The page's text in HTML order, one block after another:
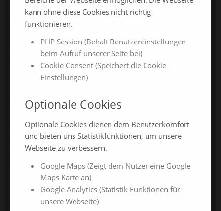
ChamlandSchau
ChamlandBau
ChamlandCareer
ONLINE-JAHRESMESSEN
ChamlandSchau24
ChamlandVital24
ChamlandBau24
ChamlandCareer24
ÜBER UNS
kann ohne diese Cookies nicht richtig
funktionieren.
PHP Session (Behält Benutzereinstellungen
beim Aufruf unserer Seite bei)
Cookie Consent (Speichert die Cookie
Einstellungen)
Optionale Cookies
Optionale Cookies dienen dem Benutzerkomfort
und bieten uns Statistikfunktionen, um unsere
Webseite zu verbessern.
Google Maps (Zeigt dem Nutzer eine Google
Maps Karte an)
Google Analytics (Statistik Funktionen für
unsere Webseite)